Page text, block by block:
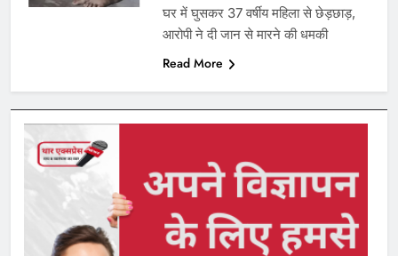
घर में घुसकर 37 वर्षीय महिला से छेड़छाड़,
आरोपी ने दी जान से मारने की धमकी
Read More